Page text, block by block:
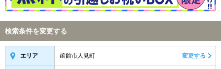
検索条件を変更する
エリア 函館市人見町 変更する